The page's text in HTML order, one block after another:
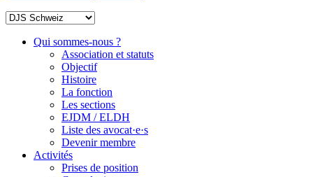
Qui sommes-nous ?
Association et statuts
Objectif
Histoire
La fonction
Les sections
EJDM / ELDH
Liste des avocat·e·s
Devenir membre
Activités
Prises de position